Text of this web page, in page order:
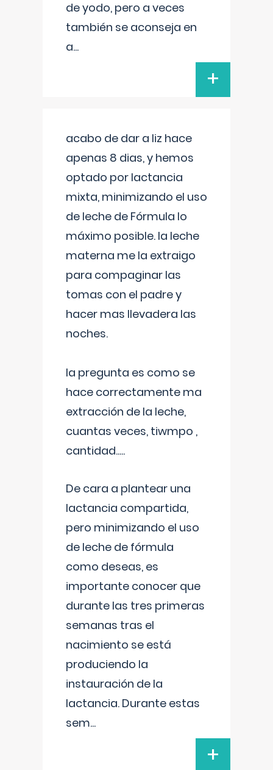
de yodo, pero a veces
también se aconseja en
a...
+
acabo de dar a liz hace
apenas 8 dias, y hemos
optado por lactancia
mixta, minimizando el uso
de leche de Fórmula lo
máximo posible. la leche
materna me la extraigo
para compaginar las
tomas con el padre y
hacer mas llevadera las
noches.
la pregunta es como se
hace correctamente ma
extracción de la leche,
cuantas veces, tiwmpo ,
cantidad.....
De cara a plantear una
lactancia compartida,
pero minimizando el uso
de leche de fórmula
como deseas, es
importante conocer que
durante las tres primeras
semanas tras el
nacimiento se está
produciendo la
instauración de la
lactancia. Durante estas
sem...
+